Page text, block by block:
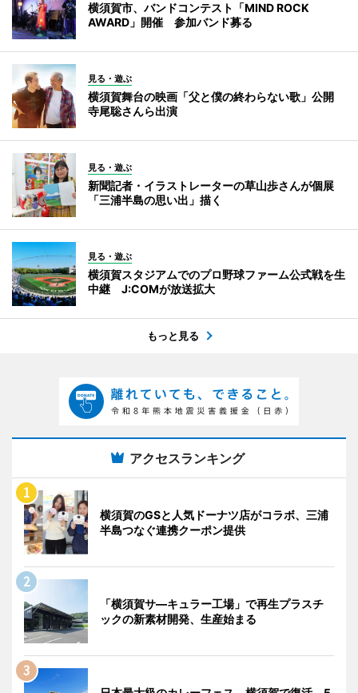
横須賀市、バンドコンテスト「MIND ROCK
AWARD」開催 参加バンド募る
見る・遊ぶ
横須賀舞台の映画「父と僕の終わらない歌」公開
寺尾聡さんら出演
見る・遊ぶ
新聞記者・イラストレーターの草山歩さんが個展
「三浦半島の思い出」描く
見る・遊ぶ
横須賀スタジアムでのプロ野球ファーム公式戦を生
中継 J:COMが放送拡大
もっと見る
アクセスランキング
横須賀のGSと人気ドーナツ店がコラボ、三浦
半島つなぐ連携クーポン提供
「横須賀サ―キュラー工場」で再生プラスチ
ックの新素材開発、生産始まる